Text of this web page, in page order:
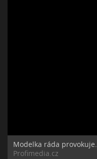
Modelka ráda provokuje.
Profimedia.cz